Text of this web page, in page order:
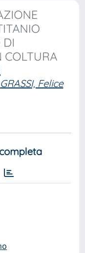
DI
COLTURA
GRASSI, Felice